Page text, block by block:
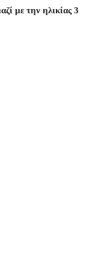
με την ηλικίας 3